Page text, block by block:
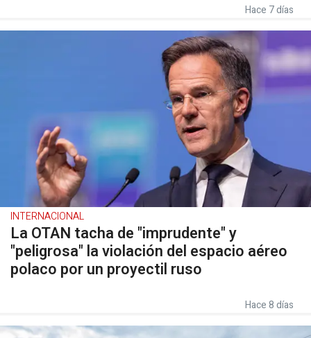
Hace 7 días
INTERNACIONAL
La OTAN tacha de "imprudente" y
"peligrosa" la violación del espacio aéreo
polaco por un proyectil ruso
Hace 8 días